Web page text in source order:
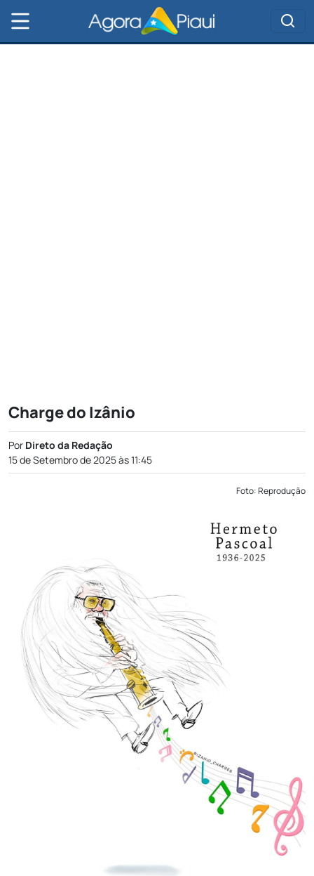
Charge do Izânio
Por Direto da Redação
15 de Setembro de 2025 às 11:45
Foto: Reprodução